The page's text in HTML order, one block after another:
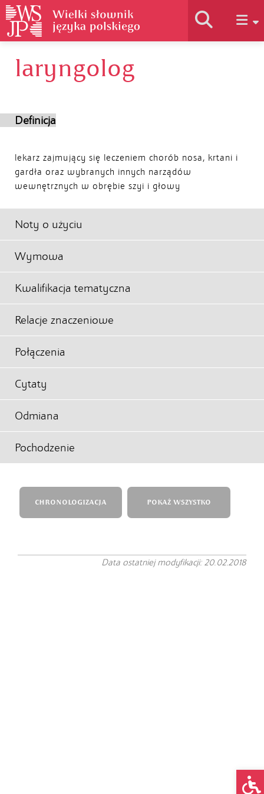
Historia słownika
Autorzy
laryngolog
Definicja
lekarz zajmujący się leczeniem chorób nosa, krtani i
gardła oraz wybranych innych narządów
wewnętrznych w obrębie szyi i głowy
Noty o użyciu
Wymowa
Kwalifikacja tematyczna
Relacje znaczeniowe
Połączenia
Cytaty
Odmiana
Pochodzenie
CHRONOLOGIZACJA POKAŻ WSZYSTKO
Data ostatniej modyfikacji: 20.02.2018